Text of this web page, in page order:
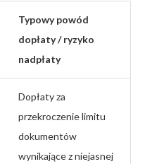
Typowy powód
dopłaty / ryzyko
nadpłaty
Dopłaty za
przekroczenie limitu
dokumentów
wynikające z niejasnej